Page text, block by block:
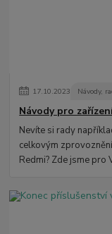
17.10.2023 Návody,
Návody pro
Nevíte si rady
celkovým
Redmi? Zde jsme pro